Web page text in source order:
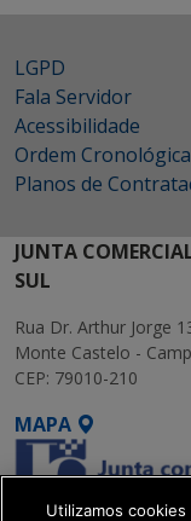
LGPD
Fala Servidor
Acessibilidade
Ordem
Planos de
JUNTA
SUL
Rua Dr. Arthur Jorge
Monte Castelo -
CEP: 79010-210
MAPA
Utilizamos